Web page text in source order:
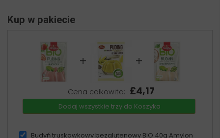
Kup w pakiecie
+ +
Cena całkowita: £4,17
Dodaj wszystkie trzy do Koszyka
Budyń truskawkowy bezglutenowy BIO 40g Amylon